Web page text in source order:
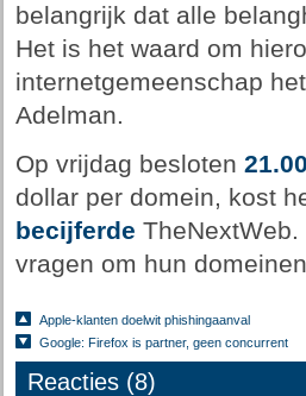
belangrijk dat alle
Het is het waard om
internetgemeenschap
Adelman.
Op vrijdag besloten
dollar per domein, kost
becijferde
vragen om hun
Apple-klanten doelwit phishingaanval
Google: Firefox is partner, geen concurrent
Reacties (8)